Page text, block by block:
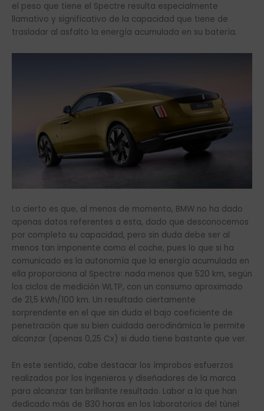
el peso que tiene el Spectre resulta especialmente
llamativo y significativo de la capacidad que tiene de
trasladar al asfalto la energía acumulada en su batería.
Lo cierto es que, al menos de momento, BMW no ha dado
apenas datos referentes a esta, dado que desconocemos
por completo su capacidad, pero sin duda debe ser al
menos tan imponente como el coche, pues lo que si ha
comunicado es la autonomía que la energía acumulada en
ella proporciona al Spectre: nada menos que 520 km, según
los ciclos de medición WLTP, con un consumo aproximado
de 21,5 kWh/100 km. Un resultado ciertamente
sorprendente en el que sin duda el bajo coeficiente de
penetración que su bien cuidada aerodinámica le permite
alcanzar (apenas 0,25 Cx) si duda tiene bastante que ver.
En este sentido, cabe destacar los ímprobos esfuerzos
realizados por los ingenieros y diseñadores de la marca
para alcanzar tan brillante resultado. Labor a la que han
dedicado más de 830 horas en los laboratorios del túnel